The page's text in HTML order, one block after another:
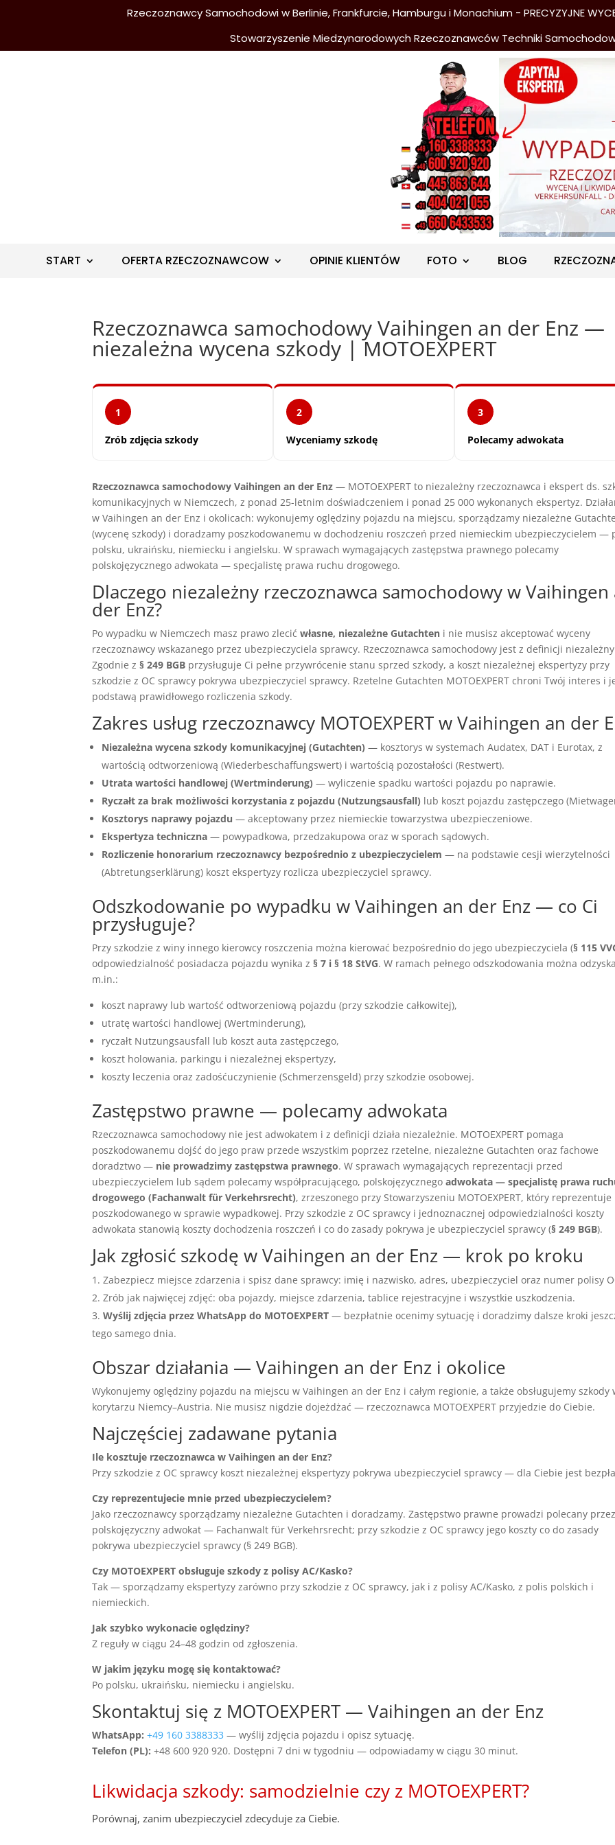
Rzeczoznawcy Samochodowi w Berlinie, Frankfurcie, Hamburgu i Monachium - PRECYZYJNE
Stowarzyszenie Miedzynarodowych Rzeczoznawców Techniki
START OFERTA RZECZOZNAWCOW OPINIE KLIENTÓW FOTO BLOG
Rzeczoznawca samochodowy Vaihingen an der Enz —
niezależna wycena szkody | MOTOEXPERT
1
Zrób zdjęcia szkody
2
Wyceniamy szkodę
3
Polecamy adwokata
Rzeczoznawca samochodowy Vaihingen an der Enz — MOTOEXPERT to niezależny rzeczoznawca i ekspert ds.
komunikacyjnych w Niemczech, z ponad 25-letnim doświadczeniem i ponad 25 000 wykonanych ekspertyz.
w Vaihingen an der Enz i okolicach: wykonujemy oględziny pojazdu na miejscu, sporządzamy niezależne
(wycenę szkody) i doradzamy poszkodowanemu w dochodzeniu roszczeń przed niemieckim ubezpieczycielem —
polsku, ukraińsku, niemiecku i angielsku. W sprawach wymagających zastępstwa prawnego polecamy
polskojęzycznego adwokata — specjalistę prawa ruchu drogowego.
Dlaczego niezależny rzeczoznawca samochodowy w Vaihingen
der Enz?
Po wypadku w Niemczech masz prawo zlecićwłasne, niezależne Gutachten i nie musisz akceptować wyceny
rzeczoznawcy wskazanego przez ubezpieczyciela sprawcy. Rzeczoznawca samochodowy jest z definicji
Zgodnie z§ 249 BGB przysługuje Ci pełne przywrócenie stanu sprzed szkody, a koszt niezależnej ekspertyzy przy
szkodzie z OC sprawcy pokrywa ubezpieczyciel sprawcy. Rzetelne Gutachten MOTOEXPERT chroni Twój interes i
podstawą prawidłowego rozliczenia szkody.
Zakres usług rzeczoznawcy MOTOEXPERT w Vaihingen an der
Niezależna wycena szkody komunikacyjnej (Gutachten) — kosztorys w systemach Audatex, DAT i Eurotax, z
wartością odtworzeniową (Wiederbeschaffungswert) i wartością pozostałości (Restwert).
Utrata wartości handlowej (Wertminderung) — wyliczenie spadku wartości pojazdu po naprawie.
Ryczałt za brak możliwości korzystania z pojazdu (Nutzungsausfall) lub koszt pojazdu zastępczego
Kosztorys naprawy pojazdu — akceptowany przez niemieckie towarzystwa ubezpieczeniowe.
Ekspertyza techniczna — powypadkowa, przedzakupowa oraz w sporach sądowych.
Rozliczenie honorarium rzeczoznawcy bezpośrednio z ubezpieczycielem — na podstawie cesji wierzytelności
(Abtretungserklärung) koszt ekspertyzy rozlicza ubezpieczyciel sprawcy.
Odszkodowanie po wypadku w Vaihingen an der Enz — co Ci
przysługuje?
Przy szkodzie z winy innego kierowcy roszczenia można kierować bezpośrednio do jego ubezpieczyciela (§ 115
odpowiedzialność posiadacza pojazdu wynika z§ 7 i § 18 StVG. W ramach pełnego odszkodowania można
m.in.:
koszt naprawy lub wartość odtworzeniową pojazdu (przy szkodzie całkowitej),
utratę wartości handlowej (Wertminderung),
ryczałt Nutzungsausfall lub koszt auta zastępczego,
koszt holowania, parkingu i niezależnej ekspertyzy,
koszty leczenia oraz zadośćuczynienie (Schmerzensgeld) przy szkodzie osobowej.
Zastępstwo prawne — polecamy adwokata
Rzeczoznawca samochodowy nie jest adwokatem i z definicji działa niezależnie. MOTOEXPERT pomaga
poszkodowanemu dojść do jego praw przede wszystkim poprzez rzetelne, niezależne Gutachten oraz fachowe
doradztwo — nie prowadzimy zastępstwa prawnego. W sprawach wymagających reprezentacji przed
ubezpieczycielem lub sądem polecamy współpracującego, polskojęzycznegoadwokata — specjalistę prawa
drogowego (Fachanwalt für Verkehrsrecht), zrzeszonego przy Stowarzyszeniu MOTOEXPERT, który reprezentuje
poszkodowanego w sprawie wypadkowej. Przy szkodzie z OC sprawcy i jednoznacznej odpowiedzialności koszty
adwokata stanowią koszty dochodzenia roszczeń i co do zasady pokrywa je ubezpieczyciel sprawcy (§ 249 BGB).
Jak zgłosić szkodę w Vaihingen an der Enz — krok po kroku
Zabezpiecz miejsce zdarzenia i spisz dane sprawcy: imię i nazwisko, adres, ubezpieczyciel oraz numer polisy
Zrób jak najwięcej zdjęć: oba pojazdy, miejsce zdarzenia, tablice rejestracyjne i wszystkie uszkodzenia.
Wyślij zdjęcia przez WhatsApp do MOTOEXPERT — bezpłatnie ocenimy sytuację i doradzimy dalsze kroki
tego samego dnia.
Obszar działania — Vaihingen an der Enz i okolice
Wykonujemy oględziny pojazdu na miejscu w Vaihingen an der Enz i całym regionie, a także obsługujemy szkody
korytarzu Niemcy–Austria. Nie musisz nigdzie dojeżdżać — rzeczoznawca MOTOEXPERT przyjedzie do Ciebie.
Najczęściej zadawane pytania
Ile kosztuje rzeczoznawca w Vaihingen an der Enz?
Przy szkodzie z OC sprawcy koszt niezależnej ekspertyzy pokrywa ubezpieczyciel sprawcy — dla Ciebie jest
Czy reprezentujecie mnie przed ubezpieczycielem?
Jako rzeczoznawcy sporządzamy niezależne Gutachten i doradzamy. Zastępstwo prawne prowadzi polecany
polskojęzyczny adwokat — Fachanwalt für Verkehrsrecht; przy szkodzie z OC sprawcy jego koszty co do zasady
pokrywa ubezpieczyciel sprawcy (§ 249 BGB).
Czy MOTOEXPERT obsługuje szkody z polisy AC/Kasko?
Tak — sporządzamy ekspertyzy zarówno przy szkodzie z OC sprawcy, jak i z polisy AC/Kasko, z polis polskich i
niemieckich.
Jak szybko wykonacie oględziny?
Z reguły w ciągu 24–48 godzin od zgłoszenia.
W jakim języku mogę się kontaktować?
Po polsku, ukraińsku, niemiecku i angielsku.
Skontaktuj się z MOTOEXPERT — Vaihingen an der Enz
WhatsApp: +49 160 3388333 — wyślij zdjęcia pojazdu i opisz sytuację.
Telefon (PL): +48 600 920 920. Dostępni 7 dni w tygodniu — odpowiadamy w ciągu 30 minut.
Likwidacja szkody: samodzielnie czy z MOTOEXPERT?
Porównaj, zanim ubezpieczyciel zdecyduje za Ciebie.